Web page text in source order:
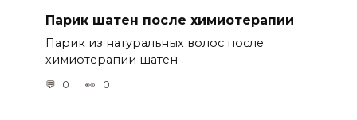
Парик шатен после химиотерапии
Парик из натуральных волос после
химиотерапии шатен
0 0